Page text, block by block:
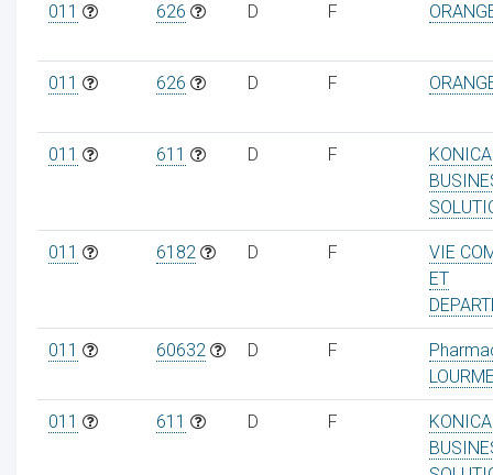
011 626 D F
011 626 D F
011 611 D F
011 6182 D F
VIE
ET
011 60632 D F
011 611 D F